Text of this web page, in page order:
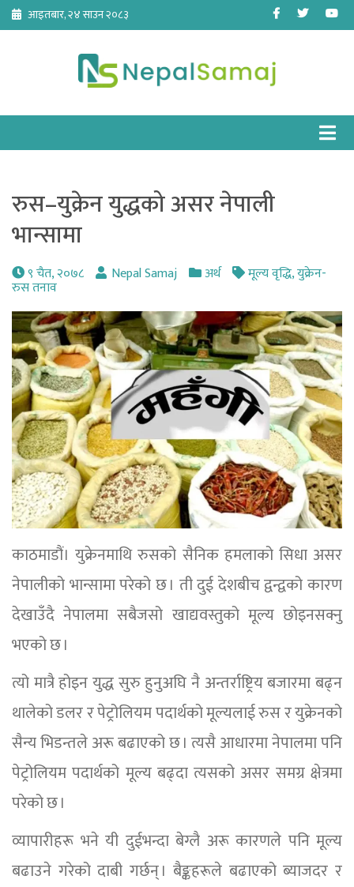
Skip
content
आइतबार, २४ साउन २०८३ Facebook
Twitter
रुस–युक्रेन युद्धको असर नेपाली
भान्सामा
९ चैत, २०७८ Nepal Samaj अर्थ मूल्य वृद्धि,युक्रेन-
रुस तनाव
काठमाडौं। युक्रेनमाथि रुसको सैनिक हमलाको सिधा असर
नेपालीको भान्सामा परेको छ । ती दुई देशबीच द्वन्द्वको कारण
देखाउँदै नेपालमा सबैजसो खाद्यवस्तुको मूल्य छोइनसक्नु
भएको छ ।
त्यो मात्रै होइन युद्ध सुरु हुनुअघि नै अन्तर्राष्ट्रिय बजारमा बढ्न
थालेको डलर र पेट्रोलियम पदार्थको मूल्यलाई रुस र युक्रेनको
सैन्य भिडन्तले अरू बढाएको छ । त्यसै आधारमा नेपालमा पनि
पेट्रोलियम पदार्थको मूल्य बढ्दा त्यसको असर समग्र क्षेत्रमा
परेको छ ।
व्यापारीहरू भने यी दुईभन्दा बेग्लै अरू कारणले पनि मूल्य
बढाउने गरेको दाबी गर्छन् । बैङ्कहरूले बढाएको ब्याजदर र